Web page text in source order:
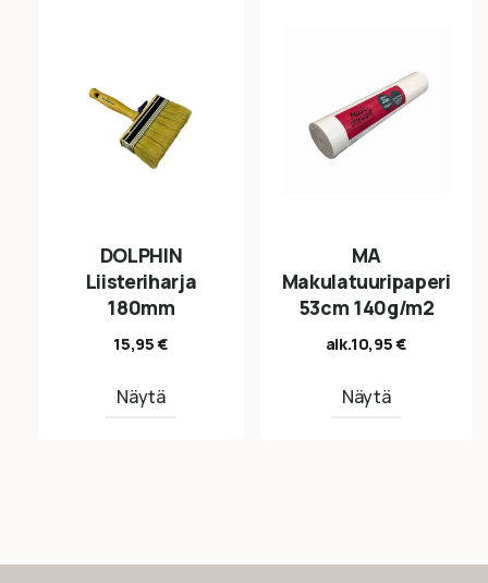
DOLPHIN
Liisteriharja
180mm
15,95€
Näytä
MA
Makulatuuripaperi
53cm 140g/m2
alk.10,95€
Näytä